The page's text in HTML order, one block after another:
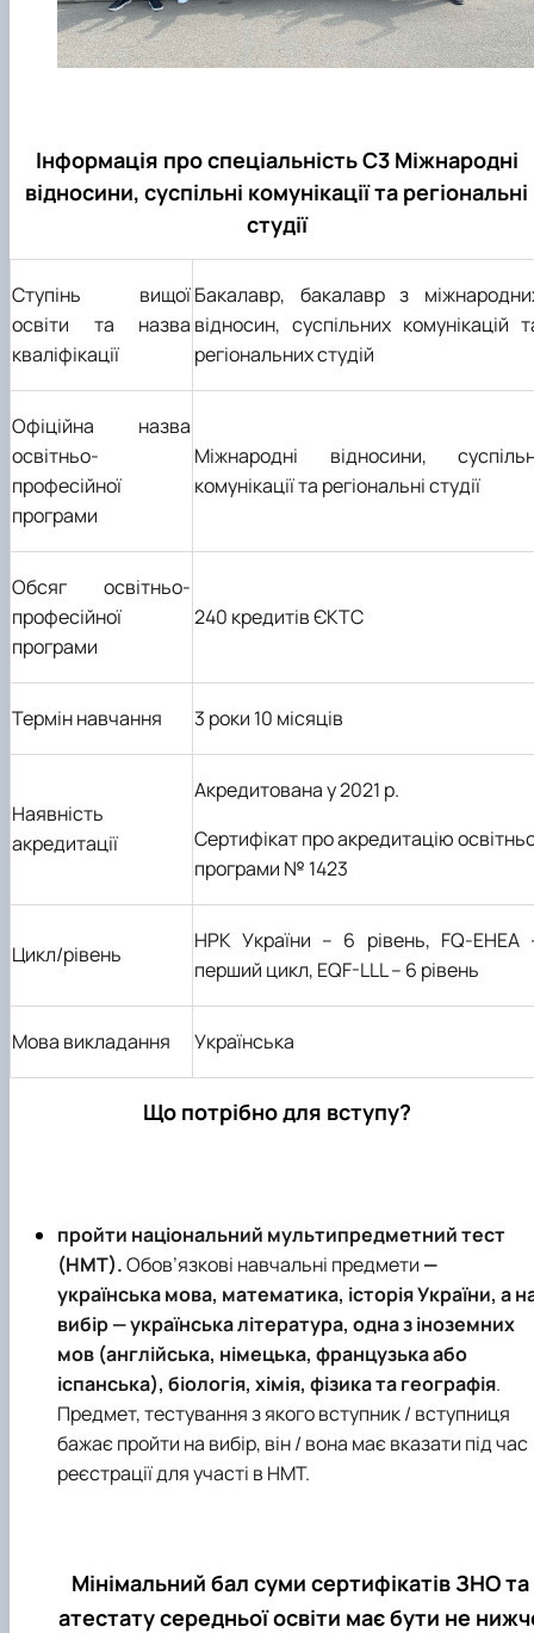
Інформація про спеціальність С3 Міжнародні
відносини, суспільні комунікації та регіональні
студії
Ступінь вищої
освіти та назва
кваліфікації
Бакалавр, бакалавр з
відносин, суспільних комунікацій
регіональних студій
Офіційна назва
освітньо-
професійної
програми
Міжнародні відносини,
комунікації та регіональні студії
Обсяг освітньо-
професійної
програми
240 кредитів ЄКТС
Термін навчання 3 роки 10 місяців
Наявність
акредитації
Акредитована у 2021 р.
Сертифікат про акредитацію
програми № 1423
Цикл/рівень
НРК України – 6 рівень, FQ-ЕНЕА
перший цикл, ЕQF-LLL – 6 рівень
Мова викладання Українська
Що потрібно для вступу?
пройти національний мультипредметний тест
(НМТ).Обов’язкові навчальні предмети —
українська мова, математика, історія України, а
вибір — українська література, одна з іноземних
мов (англійська, німецька, французька або
іспанська), біологія, хімія, фізика та географія.
Предмет, тестування з якого вступник / вступниця
бажає пройти на вибір, він / вона має вказати під час
реєстрації для участі в НМТ.
Мінімальний бал суми сертифікатів ЗНО та
атестату середньої освіти має бути не